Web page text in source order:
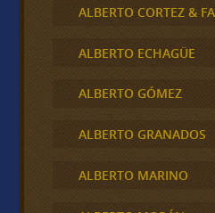
ALBERTO CORTEZ &
ALBERTO ECHAGÜE
ALBERTO GÓMEZ
ALBERTO GRANADOS
ALBERTO MARINO